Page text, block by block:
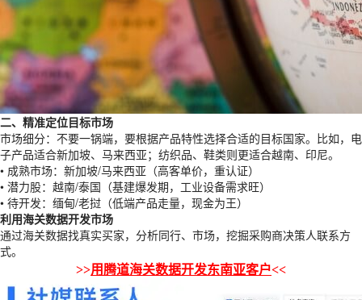
二、精准定位目标市场
市场细分：不要一锅端，要根据产品特性选择合适的目标国家。比如，电
子产品适合新加坡、马来西亚；纺织品、鞋类则更适合越南、印尼。
• 成熟市场：新加坡/马来西亚（高客单价，重认证）
• 潜力股：越南/泰国（基建爆发期，工业设备需求旺）
• 待开发：缅甸/老挝（低端产品走量，现金为王）
利用海关数据开发市场
通过海关数据找真实买家，分析同行、市场，挖掘采购商决策人联系方
式。
>>用腾道海关数据开发东南亚客户<<